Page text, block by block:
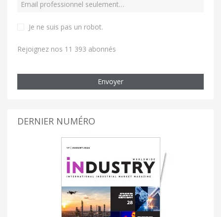
Je ne suis pas un robot.
Rejoignez nos 11 393 abonnés
Envoyer
DERNIER NUMÉRO